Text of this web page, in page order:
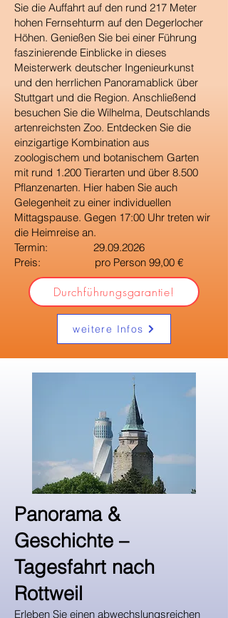
Sie die Auffahrt auf den rund 217 Meter
hohen Fernsehturm auf den Degerlocher
Höhen. Genießen Sie bei einer Führung
faszinierende Einblicke in dieses
Meisterwerk deutscher Ingenieurkunst
und den herrlichen Panoramablick über
Stuttgart und die Region. Anschließend
besuchen Sie die Wilhelma, Deutschlands
artenreichsten Zoo. Entdecken Sie die
einzigartige Kombination aus
zoologischem und botanischem Garten
mit rund 1.200 Tierarten und über 8.500
Pflanzenarten. Hier haben Sie auch
Gelegenheit zu einer individuellen
Mittagspause. Gegen 17:00 Uhr treten wir
die Heimreise an.
Termin: 29.09.2026
Preis: pro Person 99,00 €
Durchführungsgarantie!
weitere Infos
Panorama &
Geschichte –
Tagesfahrt nach
Rottweil
Erleben Sie einen abwechslungsreichen